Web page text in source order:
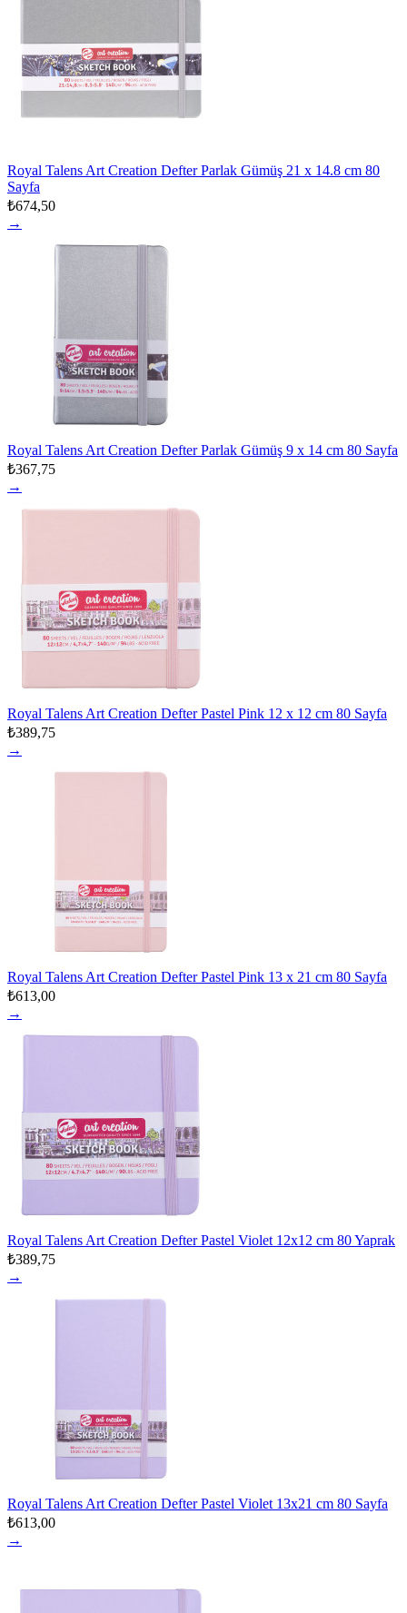
Royal Talens Art Creation Defter Parlak Gümüş 21 x 14.8 cm 80
Sayfa
₺674,50
→
Royal Talens Art Creation Defter Parlak Gümüş 9 x 14 cm 80 Sayfa
₺367,75
→
Royal Talens Art Creation Defter Pastel Pink 12 x 12 cm 80 Sayfa
₺389,75
→
Royal Talens Art Creation Defter Pastel Pink 13 x 21 cm 80 Sayfa
₺613,00
→
Royal Talens Art Creation Defter Pastel Violet 12x12 cm 80 Yaprak
₺389,75
→
Royal Talens Art Creation Defter Pastel Violet 13x21 cm 80 Sayfa
₺613,00
→